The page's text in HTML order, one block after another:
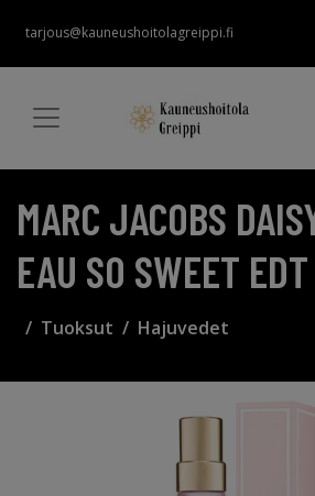
tarjous@kauneushoitolagreippi.fi
MARC JACOBS
EAU SO SWEET
Tuoksut Hajuvedet